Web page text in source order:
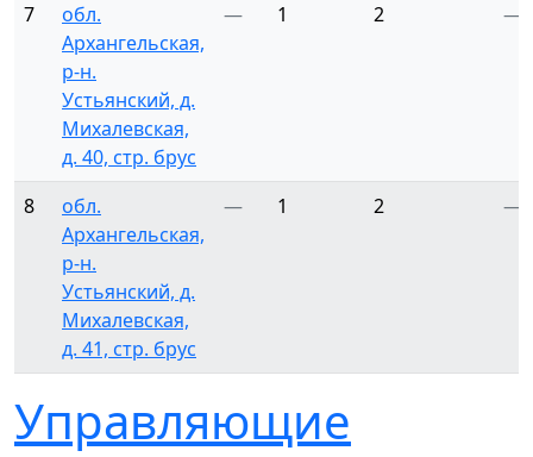
7
обл.
Архангельская,
р-н.
Устьянский, д.
Михалевская,
д. 40, стр. брус
— 1 2 —
8
обл.
Архангельская,
р-н.
Устьянский, д.
Михалевская,
д. 41, стр. брус
— 1 2 —
Управляющие